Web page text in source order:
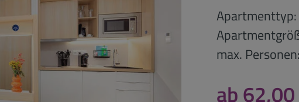
Apartmenttyp:
max. Personen:
ab 62,00